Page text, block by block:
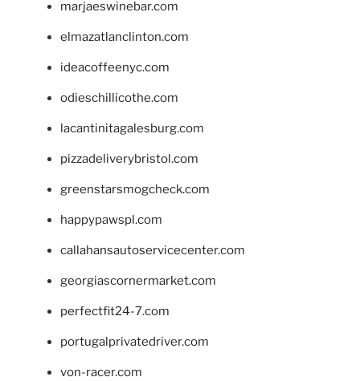
marjaeswinebar.com
elmazatlanclinton.com
ideacoffeenyc.com
odieschillicothe.com
lacantinitagalesburg.com
pizzadeliverybristol.com
greenstarsmogcheck.com
happypawspl.com
callahansautoservicecenter.com
georgiascornermarket.com
perfectfit24-7.com
portugalprivatedriver.com
von-racer.com